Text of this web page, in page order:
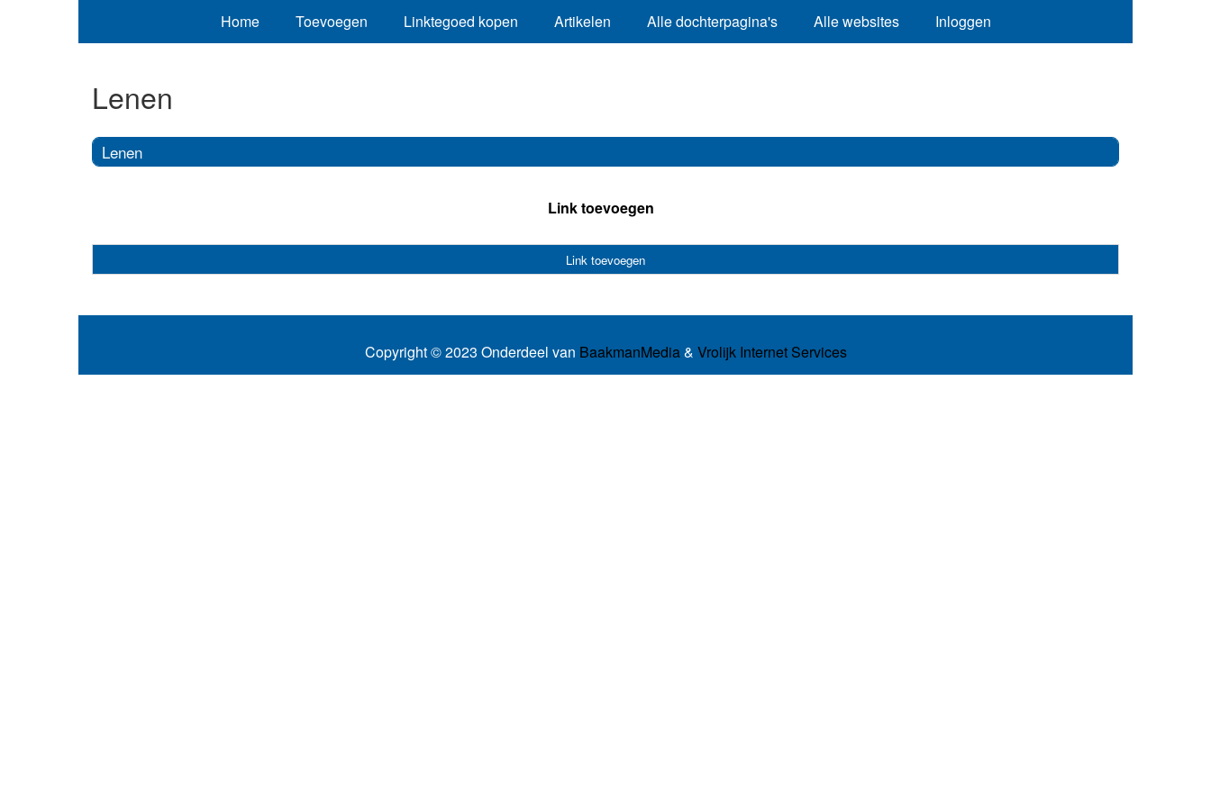
Home Toevoegen Linktegoed kopen Artikelen Alle dochterpagina's Alle websites Inloggen
Lenen
Lenen
Link toevoegen
Link toevoegen
Copyright © 2023 Onderdeel van BaakmanMedia& Vrolijk Internet Services